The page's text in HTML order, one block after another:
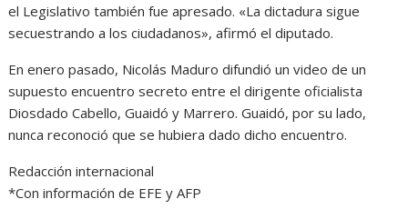
el Legislativo también fue apresado. «La dictadura sigue
secuestrando a los ciudadanos», afirmó el diputado.
En enero pasado, Nicolás Maduro difundió un video de un
supuesto encuentro secreto entre el dirigente oficialista
Diosdado Cabello, Guaidó y Marrero. Guaidó, por su lado,
nunca reconoció que se hubiera dado dicho encuentro.
Redacción internacional
*Con información de EFE y AFP